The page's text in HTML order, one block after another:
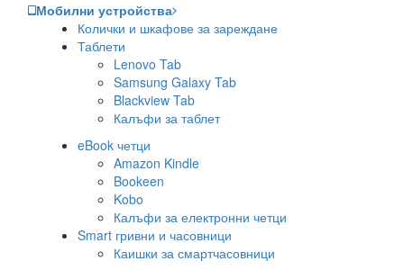
Мобилни устройства
Колички и шкафове за зареждане
Таблети
Lenovo Tab
Samsung Galaxy Tab
Blackview Tab
Калъфи за таблет
eBook четци
Amazon Kindle
Bookeen
Kobo
Калъфи за електронни четци
Smart гривни и часовници
Каишки за смартчасовници